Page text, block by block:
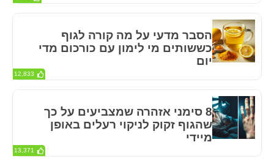
הסבר מדעי על מה קורה לגוף
כששותים מי לימון עם כורכום מדי
יום
12,833
8 סימני אזהרה שמצביעים על כך
שהגוף זקוק לניקוי רעלים באופן
מיידי
13,371